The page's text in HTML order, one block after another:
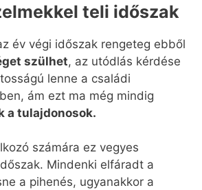
teli időszak
év végi időszak rengeteg ebből
szülhet, az utódlás kérdése
lenne a családi
ám ezt ma még mindig
a tulajdonosok.
számára ez vegyes
Mindenki elfáradt a
a pihenés, ugyanakkor a